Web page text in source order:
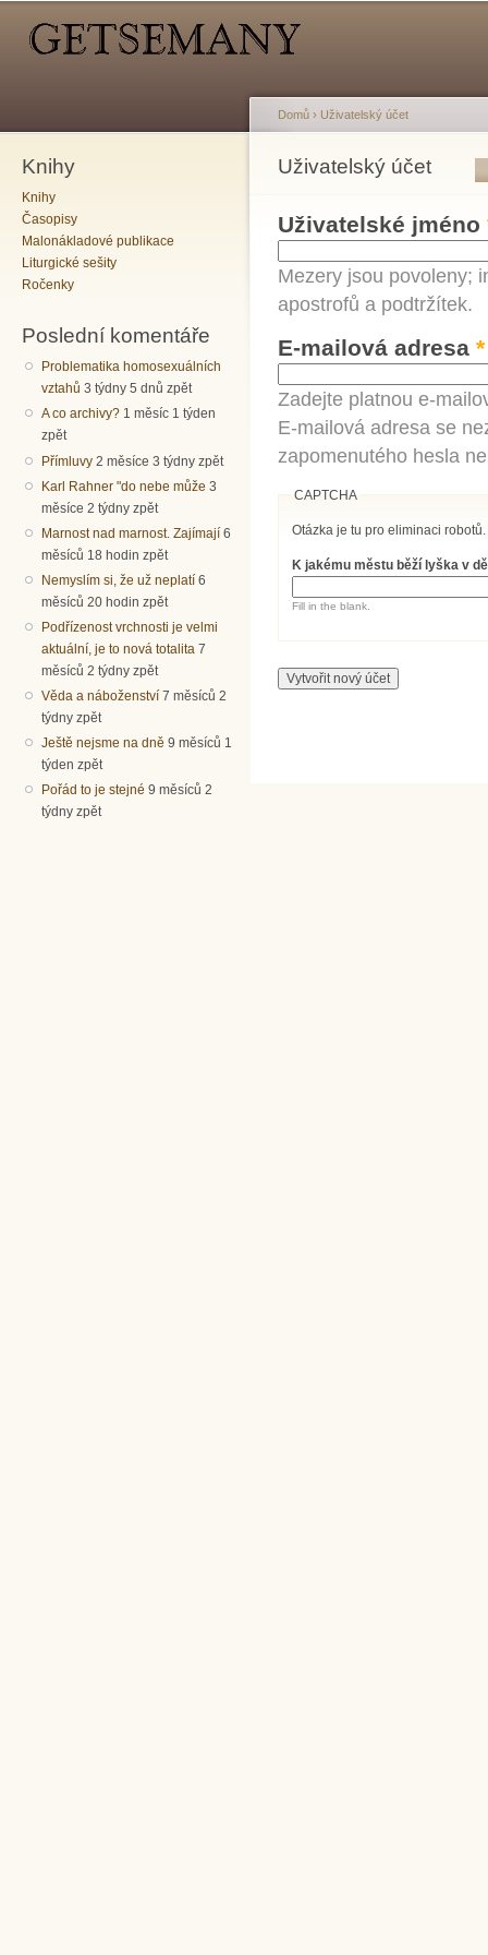
Knihy
Knihy
Časopisy
Malonákladové publikace
Liturgické sešity
Ročenky
Poslední komentáře
Problematika homosexuálních
vztahů 3 týdny 5 dnů zpět
A co archivy? 1 měsíc 1 týden
zpět
Přímluvy 2 měsíce 3 týdny zpět
Karl Rahner "do nebe může 3
měsíce 2 týdny zpět
Marnost nad marnost. Zajímají 6
měsíců 18 hodin zpět
Nemyslím si, že už neplatí 6
měsíců 20 hodin zpět
Podřízenost vrchnosti je velmi
aktuální, je to nová totalita 7
měsíců 2 týdny zpět
Věda a náboženství 7 měsíců 2
týdny zpět
Ještě nejsme na dně 9 měsíců 1
týden zpět
Pořád to je stejné 9 měsíců 2
týdny zpět
Jste zde
Domů › Uživatelský účet
Uživatelský účet
Hlavní záložky
Uživatelské jméno
Mezery jsou povoleny;
apostrofů a podtržítek.
E-mailová adresa *
Zadejte platnou e-
E-mailová adresa se
zapomenutého hesla
CAPTCHA
Otázka je tu pro eliminaci robotů.
K jakému městu běží lyška v
Fill in the blank.